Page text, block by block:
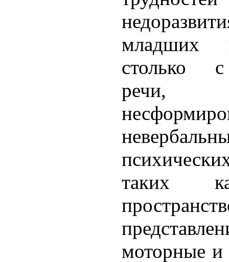
младших
столько с
речи,
таких
моторные и